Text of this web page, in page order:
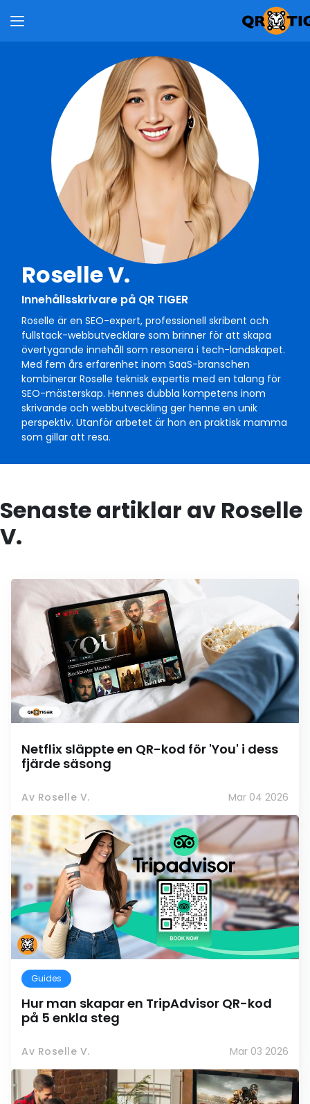
Roselle V.
Innehållsskrivare på QR TIGER
Roselle är en SEO-expert, professionell skribent och
fullstack-webbutvecklare som brinner för att skapa
övertygande innehåll som resonera i tech-landskapet.
Med fem års erfarenhet inom SaaS-branschen
kombinerar Roselle teknisk expertis med en talang för
SEO-mästerskap. Hennes dubbla kompetens inom
skrivande och webbutveckling ger henne en unik
perspektiv. Utanför arbetet är hon en praktisk mamma
som gillar att resa.
Senaste artiklar av Roselle
V.
Netflix släppte en QR-kod för 'You' i dess
fjärde säsong
Av Roselle V. Mar 04 2026
Guides
Hur man skapar en TripAdvisor QR-kod
på 5 enkla steg
Av Roselle V. Mar 03 2026